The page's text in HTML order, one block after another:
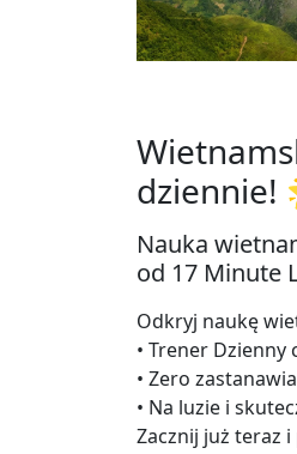
dziennie!
Nauka
od 17 Minute
Odkryj naukę
• Trener Dzienny
• Zero
• Na luzie i
Zacznij już teraz